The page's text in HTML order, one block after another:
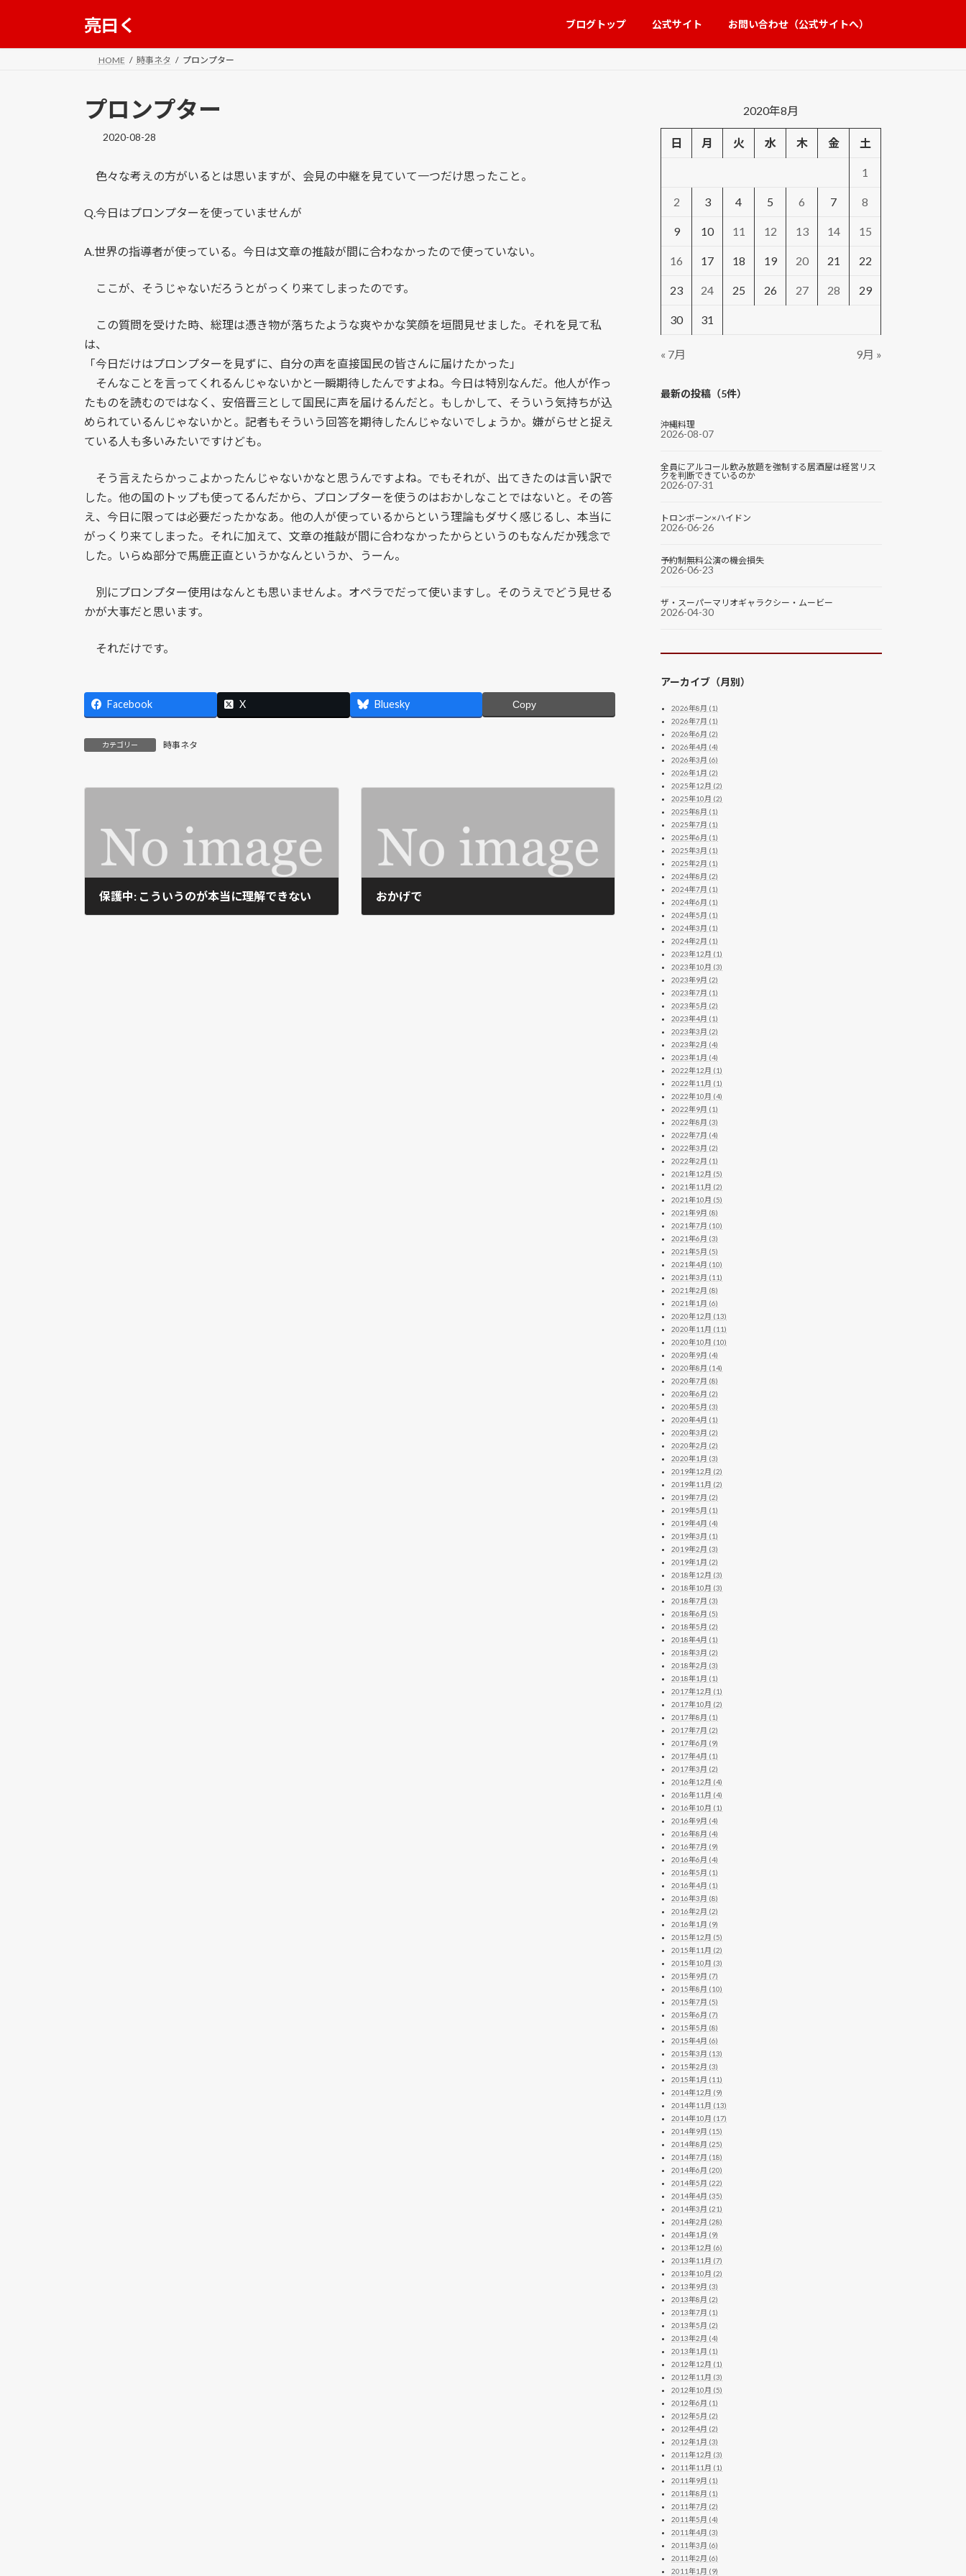
亮曰く ブログトップ 公式サイト お問い合わせ（公式サイトへ）
HOME 時事ネタ プロンプター
プロンプター
2020-08-28
色々な考えの方がいるとは思いますが、会見の中継を見ていて一つだけ思ったこと。
Q.今日はプロンプターを使っていませんが
A.世界の指導者が使っている。今日は文章の推敲が間に合わなかったので使っていない。
ここが、そうじゃないだろうとがっくり来てしまったのです。
この質問を受けた時、総理は憑き物が落ちたような爽やかな笑顔を垣間見せました。それを見て私
は、
「今日だけはプロンプターを見ずに、自分の声を直接国民の皆さんに届けたかった」
そんなことを言ってくれるんじゃないかと一瞬期待したんですよね。今日は特別なんだ。他人が作っ
たものを読むのではなく、安倍晋三として国民に声を届けるんだと。もしかして、そういう気持ちが込
められているんじゃないかと。記者もそういう回答を期待したんじゃないでしょうか。嫌がらせと捉え
ている人も多いみたいですけども。
そう言えたらかっこよかったんじゃないかなと思うんですよね。でもそれが、出てきたのは言い訳で
した。他の国のトップも使ってるんだから、プロンプターを使うのはおかしなことではないと。その答
え、今日に限っては必要だったかなあ。他の人が使っているからという理論もダサく感じるし、本当に
がっくり来てしまった。それに加えて、文章の推敲が間に合わなかったからというのもなんだか残念で
した。いらぬ部分で馬鹿正直というかなんというか、うーん。
別にプロンプター使用はなんとも思いませんよ。オペラでだって使いますし。そのうえでどう見せる
かが大事だと思います。
それだけです。
Facebook X Bluesky Copy
カテゴリー 時事ネタ
保護中: こういうのが本当に理解できない おかげで
2020年8月
日 月 火 水 木 金 土
1
2 3 4 5 6 7 8
9 10 11 12 13 14 15
16 17 18 19 20 21 22
23 24 25 26 27 28 29
30 31
« 7月 9月 »
最新の投稿（5件）
沖縄料理
2026-08-07
全員にアルコール飲み放題を強制する居酒屋は経営リス
クを判断できているのか
2026-07-31
トロンボーン×ハイドン
2026-06-26
予約制無料公演の機会損失
2026-06-23
ザ・スーパーマリオギャラクシー・ムービー
2026-04-30
アーカイブ（月別）
2026年8月 (1)
2026年7月 (1)
2026年6月 (2)
2026年4月 (4)
2026年3月 (6)
2026年1月 (2)
2025年12月 (2)
2025年10月 (2)
2025年8月 (1)
2025年7月 (1)
2025年6月 (1)
2025年3月 (1)
2025年2月 (1)
2024年8月 (2)
2024年7月 (1)
2024年6月 (1)
2024年5月 (1)
2024年3月 (1)
2024年2月 (1)
2023年12月 (1)
2023年10月 (3)
2023年9月 (2)
2023年7月 (1)
2023年5月 (2)
2023年4月 (1)
2023年3月 (2)
2023年2月 (4)
2023年1月 (4)
2022年12月 (1)
2022年11月 (1)
2022年10月 (4)
2022年9月 (1)
2022年8月 (3)
2022年7月 (4)
2022年3月 (2)
2022年2月 (1)
2021年12月 (5)
2021年11月 (2)
2021年10月 (5)
2021年9月 (8)
2021年7月 (10)
2021年6月 (3)
2021年5月 (5)
2021年4月 (10)
2021年3月 (11)
2021年2月 (8)
2021年1月 (6)
2020年12月 (13)
2020年11月 (11)
2020年10月 (10)
2020年9月 (4)
2020年8月 (14)
2020年7月 (8)
2020年6月 (2)
2020年5月 (3)
2020年4月 (1)
2020年3月 (2)
2020年2月 (2)
2020年1月 (3)
2019年12月 (2)
2019年11月 (2)
2019年7月 (2)
2019年5月 (1)
2019年4月 (4)
2019年3月 (1)
2019年2月 (3)
2019年1月 (2)
2018年12月 (3)
2018年10月 (3)
2018年7月 (3)
2018年6月 (5)
2018年5月 (2)
2018年4月 (1)
2018年3月 (2)
2018年2月 (3)
2018年1月 (1)
2017年12月 (1)
2017年10月 (2)
2017年8月 (1)
2017年7月 (2)
2017年6月 (9)
2017年4月 (1)
2017年3月 (2)
2016年12月 (4)
2016年11月 (4)
2016年10月 (1)
2016年9月 (4)
2016年8月 (4)
2016年7月 (9)
2016年6月 (4)
2016年5月 (1)
2016年4月 (1)
2016年3月 (8)
2016年2月 (2)
2016年1月 (9)
2015年12月 (5)
2015年11月 (2)
2015年10月 (3)
2015年9月 (7)
2015年8月 (10)
2015年7月 (5)
2015年6月 (7)
2015年5月 (8)
2015年4月 (6)
2015年3月 (13)
2015年2月 (3)
2015年1月 (11)
2014年12月 (9)
2014年11月 (13)
2014年10月 (17)
2014年9月 (15)
2014年8月 (25)
2014年7月 (18)
2014年6月 (20)
2014年5月 (22)
2014年4月 (35)
2014年3月 (21)
2014年2月 (28)
2014年1月 (9)
2013年12月 (6)
2013年11月 (7)
2013年10月 (2)
2013年9月 (3)
2013年8月 (2)
2013年7月 (1)
2013年5月 (2)
2013年2月 (4)
2013年1月 (1)
2012年12月 (1)
2012年11月 (3)
2012年10月 (5)
2012年6月 (1)
2012年5月 (2)
2012年4月 (2)
2012年1月 (3)
2011年12月 (3)
2011年11月 (1)
2011年9月 (1)
2011年8月 (1)
2011年7月 (2)
2011年5月 (4)
2011年4月 (3)
2011年3月 (6)
2011年2月 (6)
2011年1月 (9)